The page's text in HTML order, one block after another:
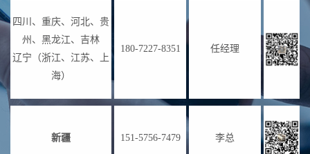
四川、重庆、河北、贵
州、黑龙江、吉林
辽宁（浙江、江苏、上
海）
180-7227-8351 任经理
新疆 151-5756-7479 李总